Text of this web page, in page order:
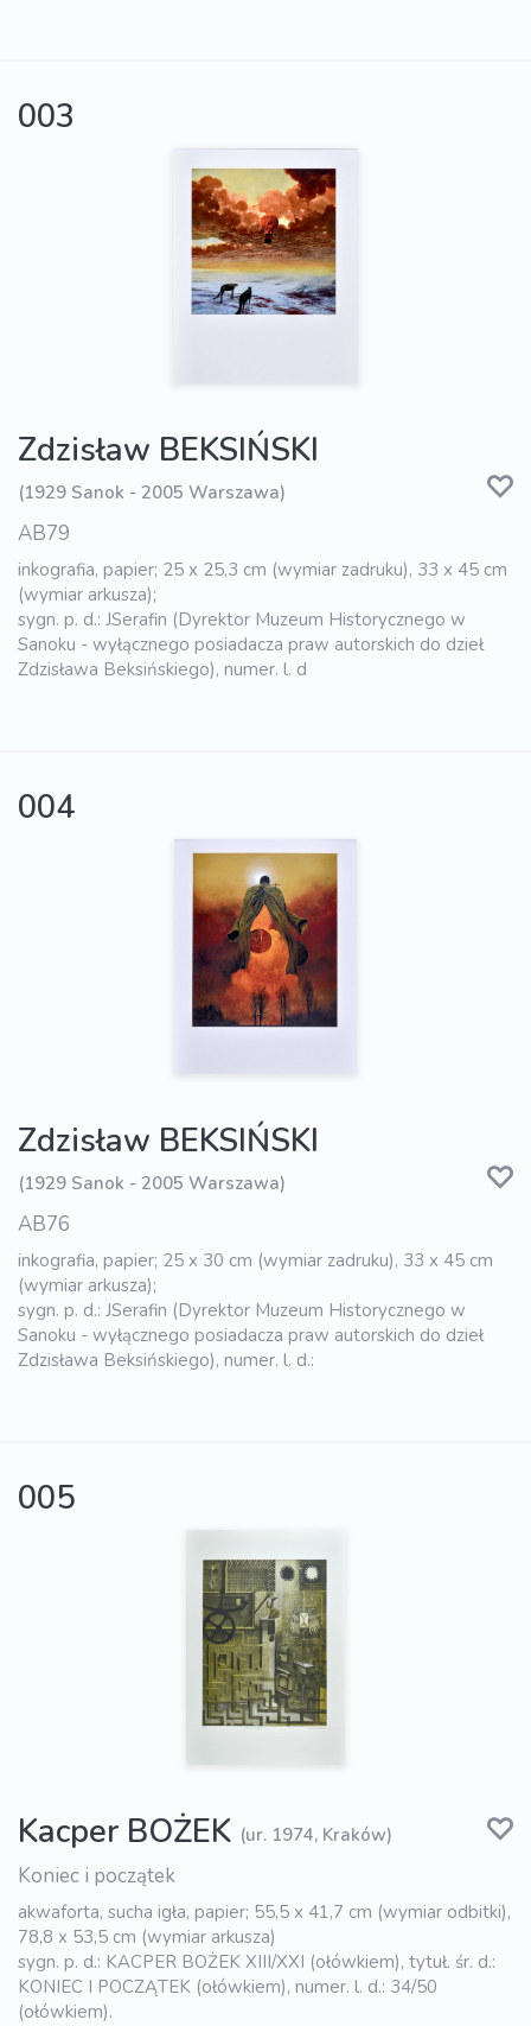
003
Zdzisław BEKSIŃSKI
(1929 Sanok - 2005 Warszawa)
AB79
inkografia, papier; 25 x 25,3 cm (wymiar zadruku), 33 x 45 cm
(wymiar arkusza);
sygn. p. d.: JSerafin (Dyrektor Muzeum Historycznego w
Sanoku - wyłącznego posiadacza praw autorskich do dzieł
Zdzisława Beksińskiego), numer. l. d
004
Zdzisław BEKSIŃSKI
(1929 Sanok - 2005 Warszawa)
AB76
inkografia, papier; 25 x 30 cm (wymiar zadruku), 33 x 45 cm
(wymiar arkusza);
sygn. p. d.: JSerafin (Dyrektor Muzeum Historycznego w
Sanoku - wyłącznego posiadacza praw autorskich do dzieł
Zdzisława Beksińskiego), numer. l. d.:
005
Kacper BOŻEK (ur. 1974, Kraków)
Koniec i początek
akwaforta, sucha igła, papier; 55,5 x 41,7 cm (wymiar odbitki),
78,8 x 53,5 cm (wymiar arkusza)
sygn. p. d.: KACPER BOŻEK XIII/XXI (ołówkiem), tytuł. śr. d.:
KONIEC I POCZĄTEK (ołówkiem), numer. l. d.: 34/50
(ołówkiem).